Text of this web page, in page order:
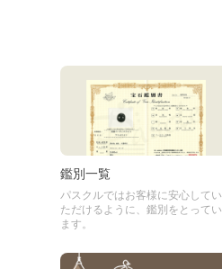
鑑別一覧
パスクルではお客様に安心してい
ただけるように、鑑別をとってい
ます。